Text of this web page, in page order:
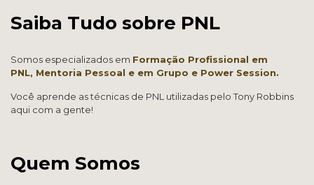
Saiba Tudo sobre PNL
Somos especializados em Formação Profissional em
PNL, Mentoria Pessoal e em Grupo e Power Session.
Você aprende as técnicas de PNL utilizadas pelo Tony Robbins
aqui com a gente!
Quem Somos